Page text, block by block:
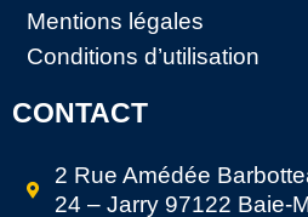
Mentions légales
Conditions d’utilisation
CONTACT
2 Rue Amédée
24 – Jarry 97122 Baie-